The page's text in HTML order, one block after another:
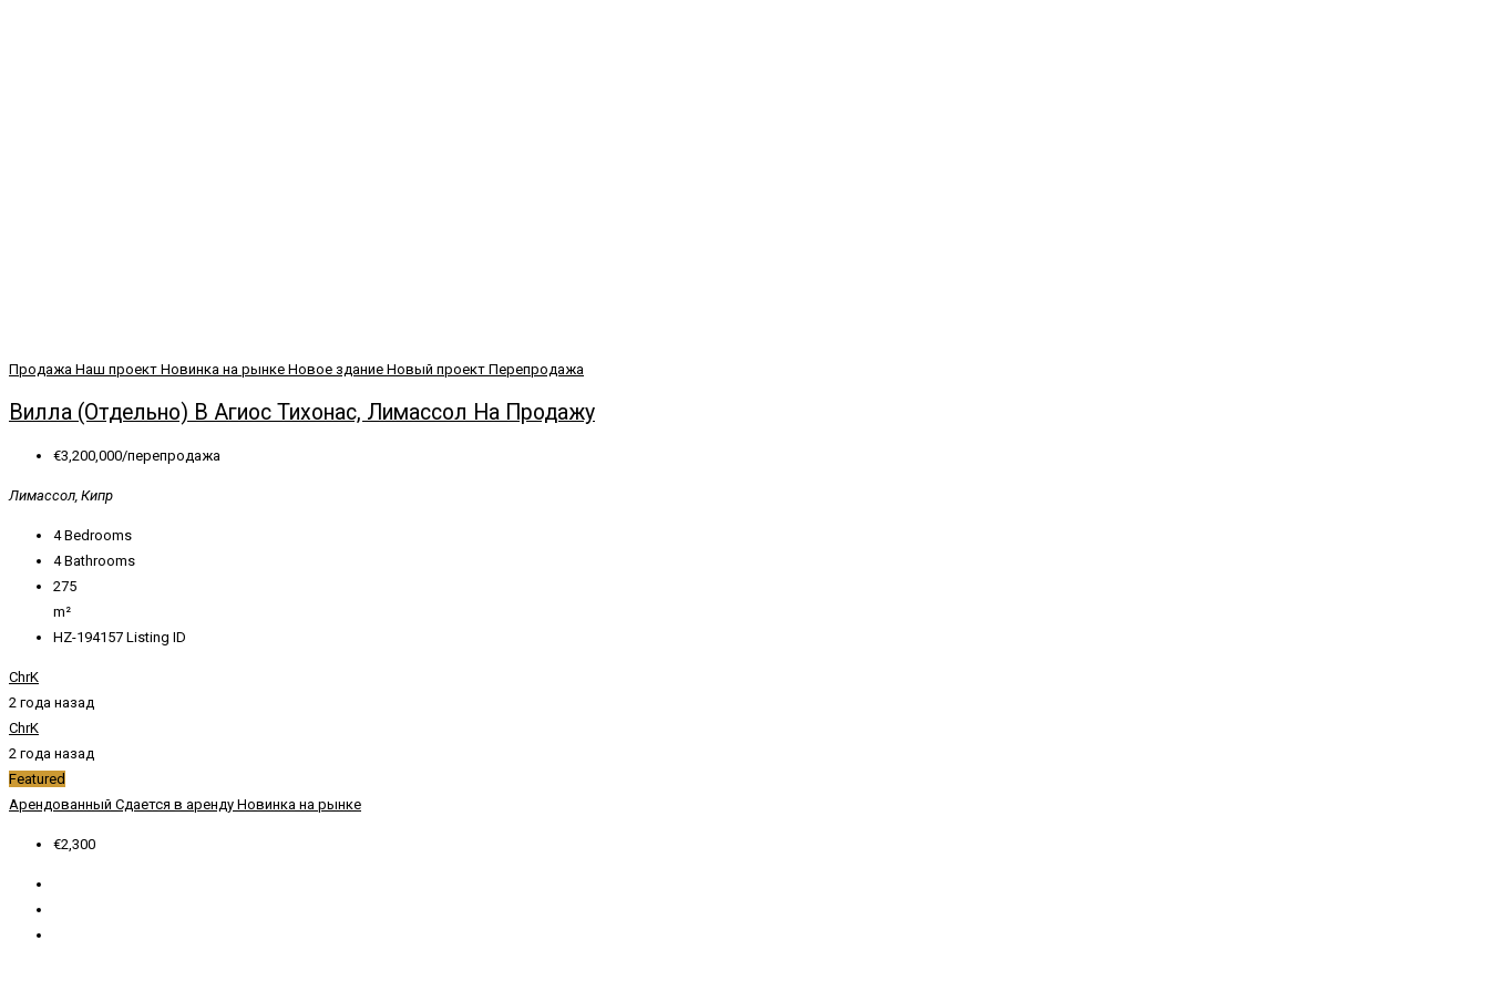
Продажа Наш проект Новинка на рынке Новое здание Новый проект Перепродажа
Вилла (Отдельно) В Агиос Тихонас, Лимассол На Продажу
€3,200,000/перепродажа
Лимассол, Кипр
4Bedrooms
4Bathrooms
275
m²
HZ-194157 Listing ID
ChrK
2 года назад
ChrK
2 года назад
Featured
Арендованный Сдается в аренду Новинка на рынке
€2,300